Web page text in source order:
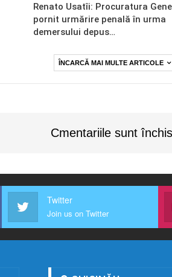
Renato Usatîi: Procuratura
pornit urmărire penală în urma
demersului depus…
ÎNCARCĂ MAI MULTE ARTICOLE
Cmentariile sunt
Twitter
Join us on Twitter